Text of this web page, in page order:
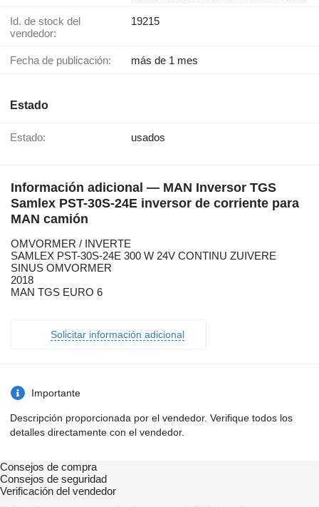
Id. de stock del
vendedor:
19215
Fecha de publicación: más de 1 mes
Estado
Estado: usados
Información adicional — MAN Inversor TGS
Samlex PST-30S-24E inversor de corriente para
MAN camión
OMVORMER / INVERTE
SAMLEX PST-30S-24E 300 W 24V CONTINU ZUIVERE
SINUS OMVORMER
2018
MAN TGS EURO 6
Solicitar información adicional
Importante
Descripción proporcionada por el vendedor. Verifique todos los
detalles directamente con el vendedor.
Consejos de compra
Consejos de seguridad
Verificación del vendedor